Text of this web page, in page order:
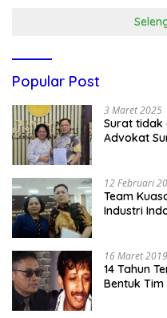
Popular Post
3 Maret 2025
Surat tidak
Advokat
12 Februari
Team
Industri
16 Maret 2019
14 Tahun
Bentuk Tim